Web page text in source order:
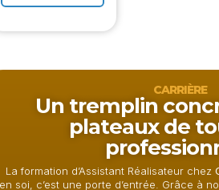
CARRIÈRE
Un tremplin
plateaux de
La formation d’Assistant Réalisateur chez
soi, c’est une porte d’entrée. Grâce à